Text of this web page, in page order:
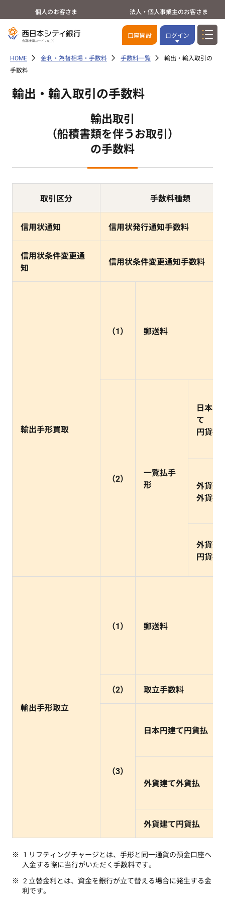
個人のお客さま 法人・個人事業主のお客さま
口座開設 ログイン
HOME 金利・為替相場・手数料 手数料一覧
輸出・輸入取引の
手数料
輸出・輸入取引の手数料
輸出取引
（船積書類を伴うお取引）
の手数料
取引区分 手数料種類
信用状通知 信用状発行通知手数料
信用状条件変更通
知
信用状条件変更通知手数料
輸出手形買取
（1） 郵送料
（2）
一覧払手
形
日本円
て
円貨払
外貨建
外貨払
外貨建
円貨払
輸出手形取立
（1） 郵送料
（2） 取立手数料
（3）
日本円建て円貨払
外貨建て外貨払
外貨建て円貨払
1 リフティングチャージとは、手形と同一通貨の預金口座へ
入金する際に当行がいただく手数料です。
2 立替金利とは、資金を銀行が立て替える場合に発生する金
利です。